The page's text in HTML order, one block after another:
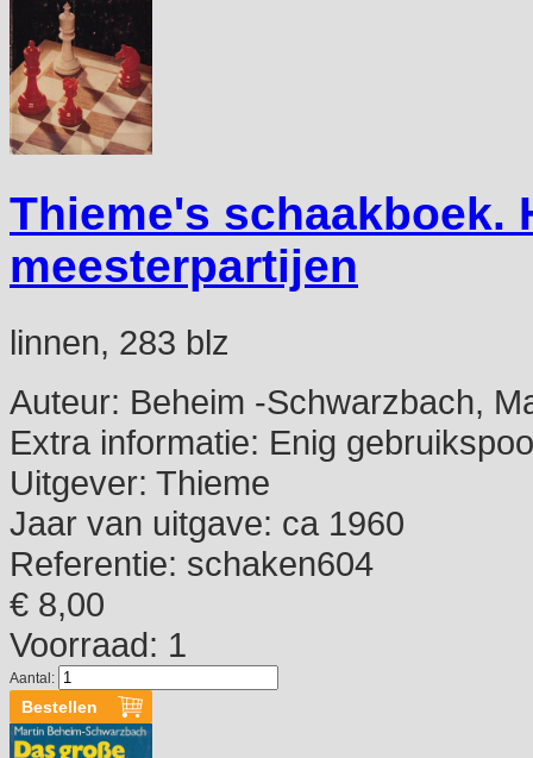
Thieme's schaakboek.
meesterpartijen
linnen, 283 blz
Auteur: Beheim -Schwarzbach,
Extra informatie: Enig
Uitgever: Thieme
Jaar van uitgave: ca 1960
Referentie: schaken604
€ 8,00
Voorraad: 1
Aantal: